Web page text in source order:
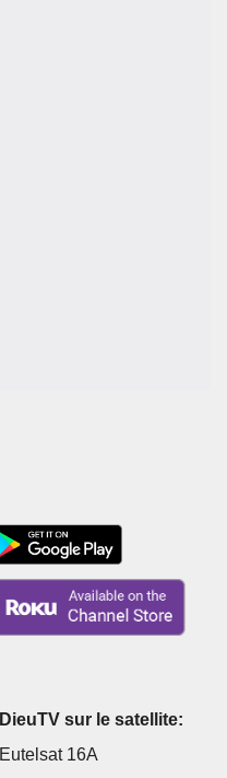
DieuTV sur le satellite:
Eutelsat 16A